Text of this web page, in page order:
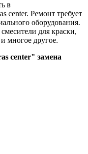
в
center. Ремонт требует
оборудования.
для краски,
многое другое.
center" замена